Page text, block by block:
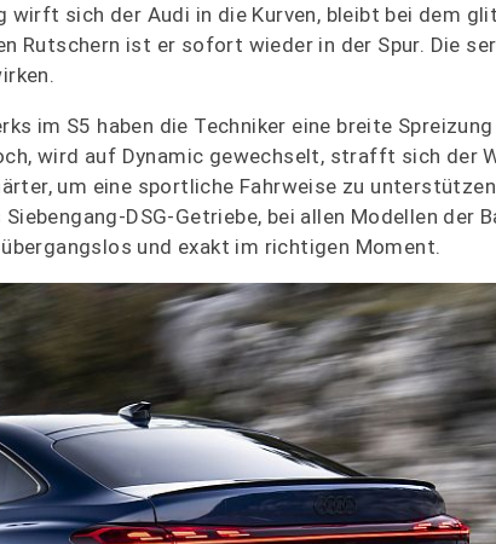
sich der Audi in die Kurven, bleibt bei dem
Rutschern ist er sofort wieder in der Spur. Die
im S5 haben die Techniker eine breite
wird auf Dynamic gewechselt, strafft sich der
um eine sportliche Fahrweise zu
DSG-Getriebe, bei allen Modellen der
und exakt im richtigen Moment.